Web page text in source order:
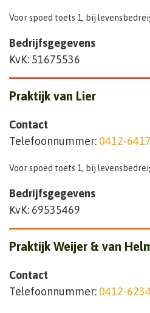
Voor spoed toets 1, bij
Bedrijfsgegevens
KvK: 51675536
Praktijk van Lier
Contact
Telefoonnummer: 0412-
Voor spoed toets 1, bij
Bedrijfsgegevens
KvK: 69535469
Praktijk Weijer & van
Contact
Telefoonnummer: 0412-